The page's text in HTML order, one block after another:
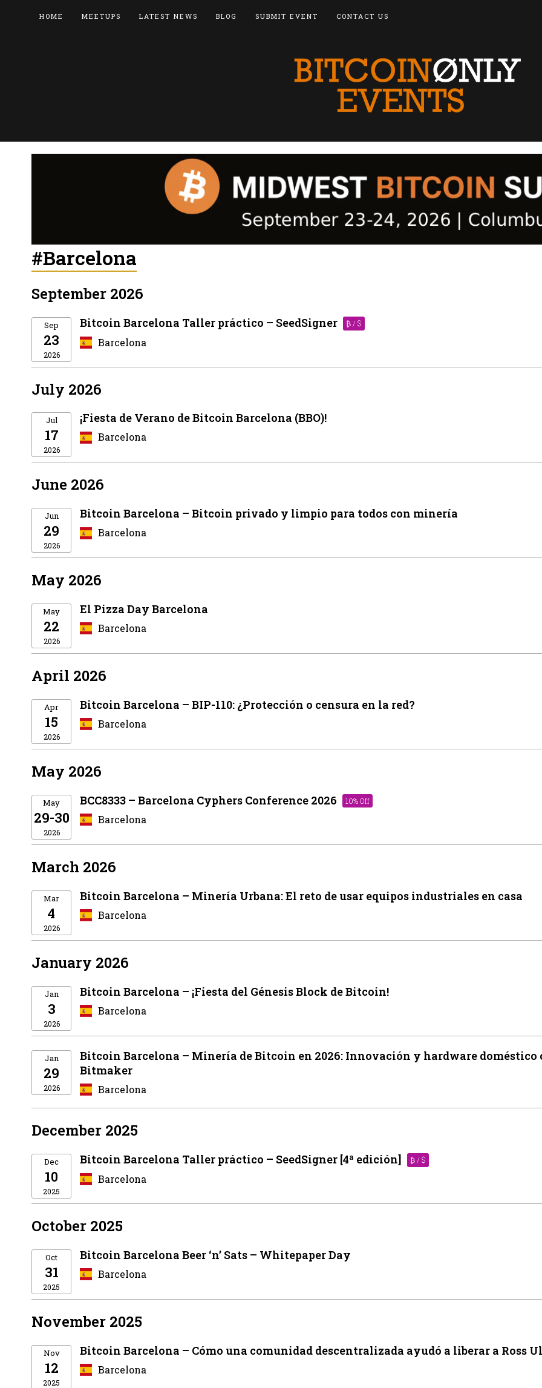
HOME MEETUPS LATEST NEWS BLOG SUBMIT EVENT CONTACT US
#Barcelona
September 2026
Sep
23
2026
Bitcoin Barcelona Taller práctico – SeedSigner ₿ / $
Barcelona
July 2026
Jul
17
2026
¡Fiesta de Verano de Bitcoin Barcelona (BBO)!
Barcelona
June 2026
Jun
29
2026
Bitcoin Barcelona – Bitcoin privado y limpio para todos con minería
Barcelona
May 2026
May
22
2026
El Pizza Day Barcelona
Barcelona
April 2026
Apr
15
2026
Bitcoin Barcelona – BIP-110: ¿Protección o censura en la red?
Barcelona
May 2026
May
29-30
2026
BCC8333 – Barcelona Cyphers Conference 2026 10% Off
Barcelona
March 2026
Mar
4
2026
Bitcoin Barcelona – Minería Urbana: El reto de usar equipos industriales en casa
Barcelona
January 2026
Jan
3
2026
Bitcoin Barcelona – ¡Fiesta del Génesis Block de Bitcoin!
Barcelona
Jan
29
2026
Bitcoin Barcelona – Minería de Bitcoin en 2026: Innovación y hardware doméstico
Bitmaker
Barcelona
December 2025
Dec
10
2025
Bitcoin Barcelona Taller práctico – SeedSigner [4ª edición] ₿ / $
Barcelona
October 2025
Oct
31
2025
Bitcoin Barcelona Beer ‘n’ Sats – Whitepaper Day
Barcelona
November 2025
Nov
12
2025
Bitcoin Barcelona – Cómo una comunidad descentralizada ayudó a liberar a Ross
Barcelona